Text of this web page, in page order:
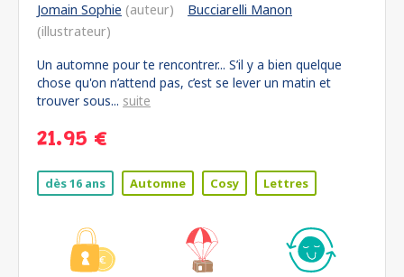
Jomain Sophie (auteur)
Bucciarelli Manon
(illustrateur)
Un automne pour te rencontrer... S’il y a bien quelque
chose qu'on n’attend pas, c’est se lever un matin et
trouver sous... suite
21.95 €
dès 16 ans Automne Cosy Lettres